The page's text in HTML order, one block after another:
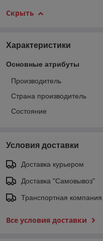
Скрыть
Характеристики
Основные атрибуты
Производитель
Страна производитель
Состояние
Условия доставки
Доставка курьером
Доставка "Самовывоз"
Транспортная компания
Все условия доставки